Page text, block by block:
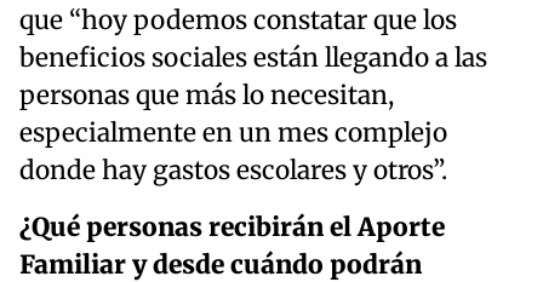
que “hoy podemos constatar que los
beneficios sociales están llegando a las
personas que más lo necesitan,
especialmente en un mes complejo
donde hay gastos escolares y otros”.
¿Qué personas recibirán el Aporte
Familiar y desde cuándo podrán